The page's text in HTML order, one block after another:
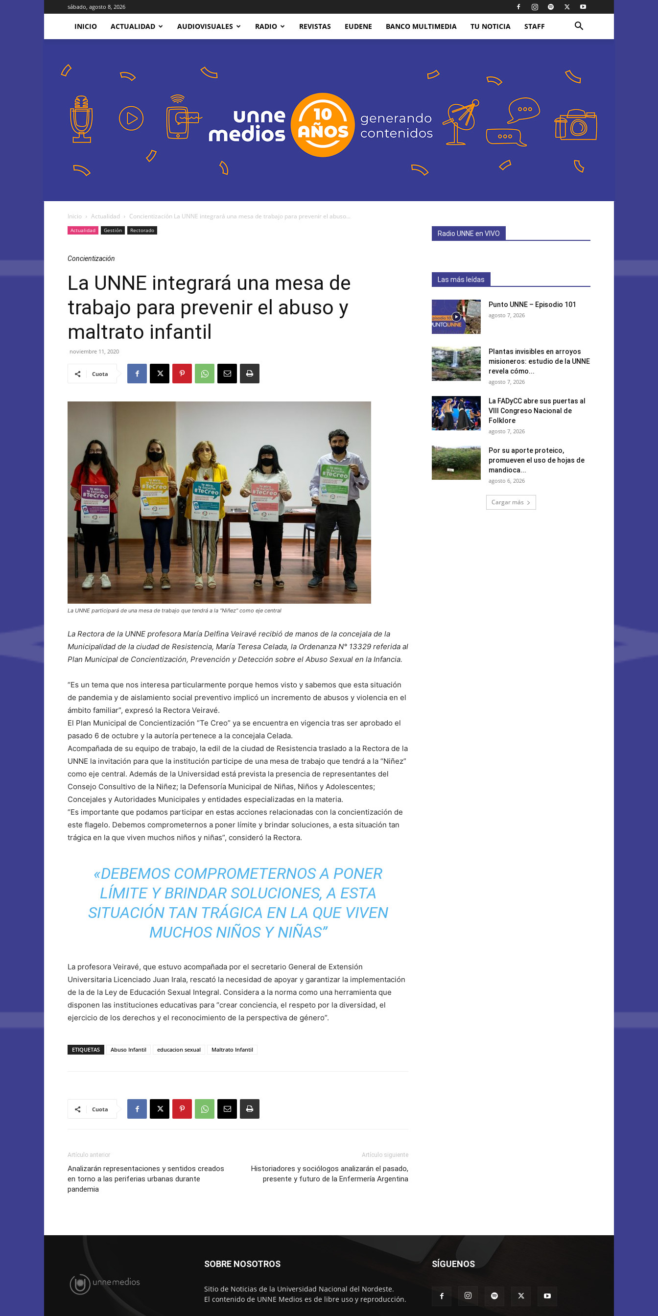
sábado, agosto 8, 2026
INICIO ACTUALIDAD AUDIOVISUALES RADIO REVISTAS EUDENE BANCO MULTIMEDIA TU NOTICIA STAFF
Unne
Inicio Actualidad Concientización La UNNE integrará una mesa de trabajo para prevenir el abuso...
Actualidad Gestión Rectorado
Concientización
La UNNE integrará una mesa de
trabajo para prevenir el abuso y
maltrato infantil
noviembre 11, 2020
Cuota
La UNNE participará de una mesa de trabajo que tendrá a la “Niñez” como eje central
La Rectora de la UNNE profesora María Delfina Veiravé recibió de manos de la concejala de la
Municipalidad de la ciudad de Resistencia, María Teresa Celada, la Ordenanza N° 13329 referida al
Plan Municipal de Concientización, Prevención y Detección sobre el Abuso Sexual en la Infancia.
“Es un tema que nos interesa particularmente porque hemos visto y sabemos que esta situación
de pandemia y de aislamiento social preventivo implicó un incremento de abusos y violencia en el
ámbito familiar”, expresó la Rectora Veiravé.
El Plan Municipal de Concientización “Te Creo” ya se encuentra en vigencia tras ser aprobado el
pasado 6 de octubre y la autoría pertenece a la concejala Celada.
Acompañada de su equipo de trabajo, la edil de la ciudad de Resistencia traslado a la Rectora de la
UNNE la invitación para que la institución participe de una mesa de trabajo que tendrá a la “Niñez”
como eje central. Además de la Universidad está prevista la presencia de representantes del
Consejo Consultivo de la Niñez; la Defensoría Municipal de Niñas, Niños y Adolescentes;
Concejales y Autoridades Municipales y entidades especializadas en la materia.
“Es importante que podamos participar en estas acciones relacionadas con la concientización de
este flagelo. Debemos comprometernos a poner límite y brindar soluciones, a esta situación tan
trágica en la que viven muchos niños y niñas”, consideró la Rectora.
«DEBEMOS COMPROMETERNOS A PONER
LÍMITE Y BRINDAR SOLUCIONES, A ESTA
SITUACIÓN TAN TRÁGICA EN LA QUE VIVEN
MUCHOS NIÑOS Y NIÑAS”
La profesora Veiravé, que estuvo acompañada por el secretario General de Extensión
Universitaria Licenciado Juan Irala, rescató la necesidad de apoyar y garantizar la implementación
de la de la Ley de Educación Sexual Integral. Considera a la norma como una herramienta que
disponen las instituciones educativas para “crear conciencia, el respeto por la diversidad, el
ejercicio de los derechos y el reconocimiento de la perspectiva de género”.
ETIQUETAS Abuso Infantil educacion sexual Maltrato Infantil
Cuota
Artículo anterior
Analizarán representaciones y sentidos creados
en torno a las periferias urbanas durante
pandemia
Artículo siguiente
Historiadores y sociólogos analizarán el pasado,
presente y futuro de la Enfermería Argentina
Radio UNNE en VIVO
Las más leídas
Punto UNNE – Episodio 101
agosto 7, 2026
Plantas invisibles en arroyos
misioneros: estudio de la UNNE
revela cómo...
agosto 7, 2026
La FADyCC abre sus puertas al
VIII Congreso Nacional de
Folklore
agosto 7, 2026
Por su aporte proteico,
promueven el uso de hojas de
mandioca...
agosto 6, 2026
Cargar más
SOBRE NOSOTROS
Sitio de Noticias de la Universidad Nacional del Nordeste.
El contenido de UNNE Medios es de libre uso y reproducción.
SÍGUENOS